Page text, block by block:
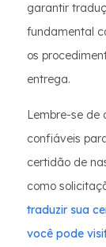
garantir
fundamental
os
entrega.
Lembre-se de
confiáveis
certidão de
como
traduzir sua
você pode